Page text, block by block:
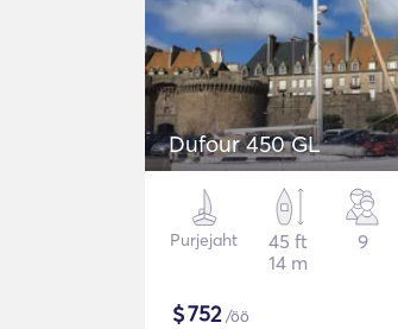
Dufour 450 GL
Purjejaht
45 ft
14 m
9
$752/öö